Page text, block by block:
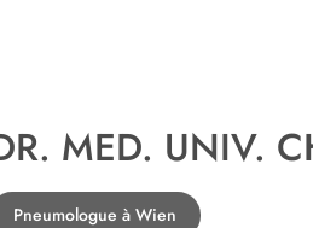
MED. UNIV.
Pneumologue à Wien